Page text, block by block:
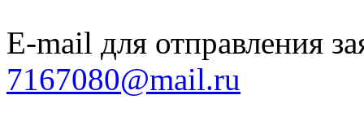
E-mail для отправления
7167080@mail.ru